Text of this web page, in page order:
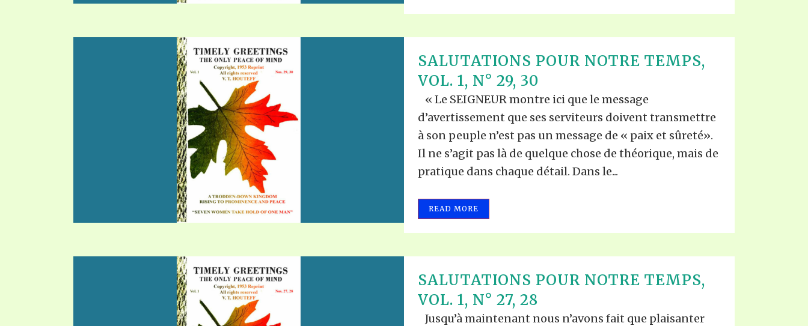
SALUTATIONS POUR NOTRE TEMPS,
VOL. 1, N° 29, 30
« Le SEIGNEUR montre ici que le message
d’avertissement que ses serviteurs doivent transmettre
à son peuple n’est pas un message de « paix et sûreté».
Il ne s’agit pas là de quelque chose de théorique, mais de
pratique dans chaque détail. Dans le...
READ MORE
SALUTATIONS POUR NOTRE TEMPS,
VOL. 1, N° 27, 28
Jusqu’à maintenant nous n’avons fait que plaisanter